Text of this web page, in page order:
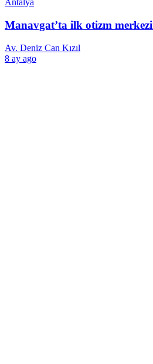
Antalya
Manavgat’ta ilk otizm
Av. Deniz Can Kızıl
8 ay ago